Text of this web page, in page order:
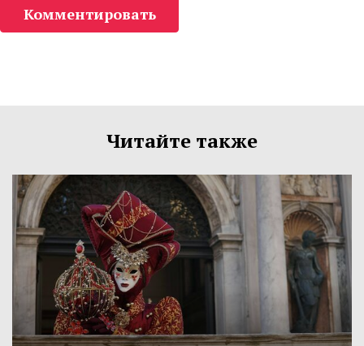
Комментировать
Читайте также